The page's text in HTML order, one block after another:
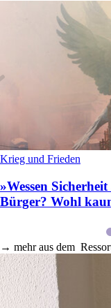
Krieg und Frieden
»Wessen
Bürger? Wohl
→ mehr aus dem